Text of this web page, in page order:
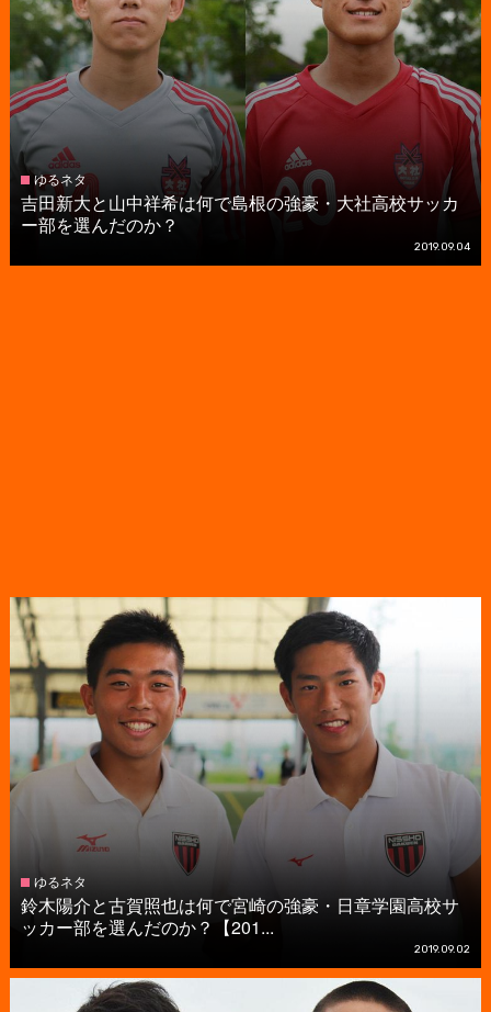
ゆるネタ
吉田新大と山中祥希は何で島根の強豪・大社高校サッカ
ー部を選んだのか？
2019.09.04
ゆるネタ
鈴木陽介と古賀照也は何で宮崎の強豪・日章学園高校サ
ッカー部を選んだのか？【201...
2019.09.02